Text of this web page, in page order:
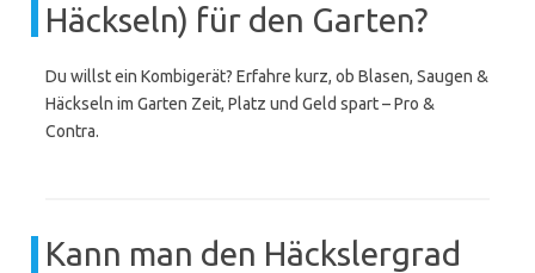
Häckseln) für den Garten?
Du willst ein Kombigerät? Erfahre kurz, ob Blasen, Saugen &
Häckseln im Garten Zeit, Platz und Geld spart – Pro &
Contra.
Kann man den Häckslergrad